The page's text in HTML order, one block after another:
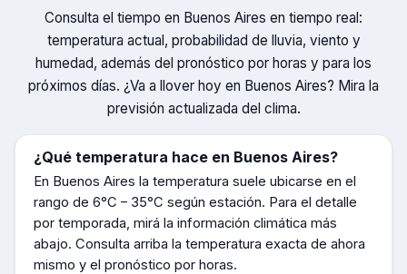
Consulta el tiempo en Buenos Aires en tiempo real:
temperatura actual, probabilidad de lluvia, viento y
humedad, además del pronóstico por horas y para los
próximos días. ¿Va a llover hoy en Buenos Aires? Mira la
previsión actualizada del clima.
¿Qué temperatura hace en Buenos Aires?
En Buenos Aires la temperatura suele ubicarse en el
rango de 6°C – 35°C según estación. Para el detalle
por temporada, mirá la información climática más
abajo. Consulta arriba la temperatura exacta de ahora
mismo y el pronóstico por horas.